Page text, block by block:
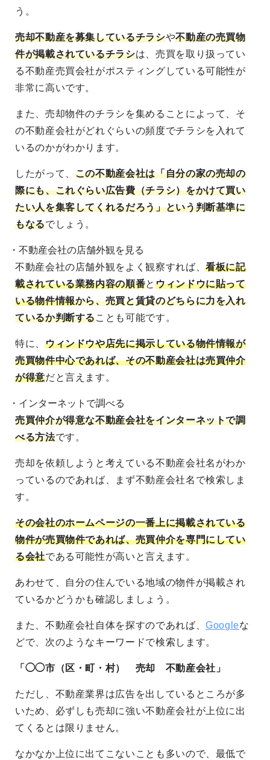
う。
売却不動産を募集しているチラシや不動産の売買物
件が掲載されているチラシは、売買を取り扱ってい
る不動産売買会社がポスティングしている可能性が
非常に高いです。
また、売却物件のチラシを集めることによって、そ
の不動産会社がどれぐらいの頻度でチラシを入れて
いるのかがわかります。
したがって、 この不動産会社は「自分の家の売却の
際にも、これぐらい広告費（チラシ）をかけて買い
たい人を集客してくれるだろう」という判断基準に
もなるでしょう。
・不動産会社の店舗外観を見る
不動産会社の店舗外観をよく観察すれば、看板に記
載されている業務内容の順番と ウィンドウに貼って
いる物件情報から、売買と賃貸のどちらに力を入れ
ているか判断することも可能です。
特に、 ウィンドウや店先に掲示している物件情報が
売買物件中心であれば、その不動産会社は売買仲介
が得意だと言えます。
・インターネットで調べる
売買仲介が得意な不動産会社をインターネットで調
べる方法です。
売却を依頼しようと考えている不動産会社名がわか
っているのであれば、まず不動産会社名で検索しま
す。
その会社のホームページの一番上に掲載されている
物件が売買物件であれば、売買仲介を専門にしてい
る会社である可能性が高いと言えます。
あわせて、自分の住んでいる地域の物件が掲載され
ているかどうかも確認しましょう。
また、不動産会社自体を探すのであれば、Googleな
どで、次のようなキーワードで検索します。
「◯◯市（区・町・村） 売却 不動産会社」
ただし、不動産業界は広告を出しているところが多
いため、必ずしも売却に強い不動産会社が上位に出
てくるとは限りません。
なかなか上位に出てこないことも多いので、最低で